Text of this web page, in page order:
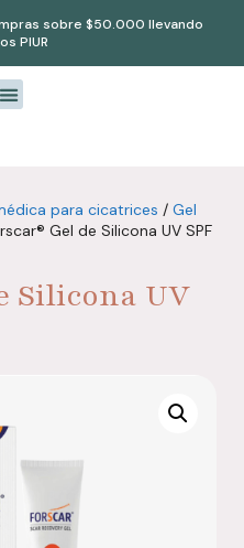
sobre $50.000 llevando
PIUR
para cicatrices / Gel
Gel de Silicona UV SPF
Silicona UV